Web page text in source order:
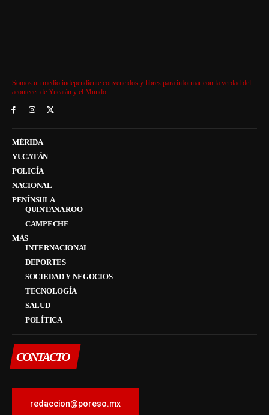
Somos un medio independiente convencidos y libres para informar con la verdad del
acontecer de Yucatán y el Mundo.
MÉRIDA
YUCATÁN
POLICÍA
NACIONAL
PENÍNSULA
QUINTANA ROO
CAMPECHE
MÁS
INTERNACIONAL
DEPORTES
SOCIEDAD Y NEGOCIOS
TECNOLOGÍA
SALUD
POLÍTICA
CONTACTO
redaccion@poreso.mx